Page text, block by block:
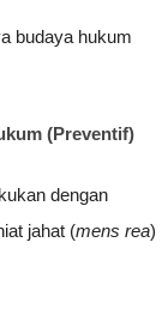
budaya hukum
(Preventif)
dengan
jahat (mens rea)